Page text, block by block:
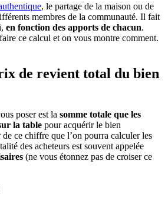
, le partage de la maison ou de
membres de la communauté. Il fait
en fonction des apports de chacun.
ce calcul et on vous montre comment.
de revient total du bien
poser est la somme totale que les
la table pour acquérir le bien
ce chiffre que l’on pourra calculer les
des acheteurs est souvent appelée
(ne vous étonnez pas de croiser ce